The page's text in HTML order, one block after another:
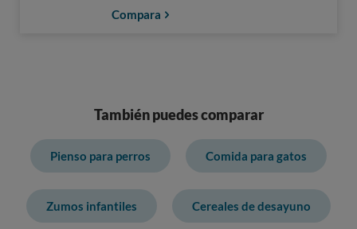
Compara
También puedes comparar
Pienso para perros Comida para gatos
Zumos infantiles Cereales de desayuno